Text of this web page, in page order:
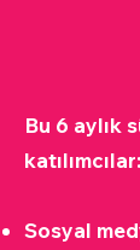
Bu 6 aylık
katılımcılar:
Sosyal